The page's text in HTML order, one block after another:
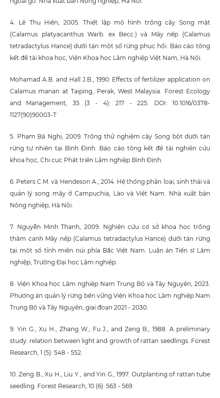
4. Lê Thu Hiền, 2005. Thiết lập mô hình trồng cây Song mật
(Calamus platyacanthus Warb. ex Becc.) và Mây nếp (Calamus
tetradactylus Hance) dưới tán một số rừng phục hồi. Báo cáo tổng
kết đề tài khoa học, Viện Khoa học Lâm nghiệp Việt Nam, Hà Nội.
Mohamad A.B. and Hall J.B., 1990. Effects of fertilizer application on
Calamus manan at Taiping, Perak, West Malaysia. Forest Ecology
and Management, 35 (3 - 4): 217 - 225. DOI: 10.1016/0378-
1127(90)90003-T
5. Phạm Bá Nghị, 2009. Trồng thử nghiệm cây Song bột dưới tán
rừng tự nhiên tại Bình Định. Báo cáo tổng kết đề tài nghiên cứu
khoa học, Chi cục Phát triển Lâm nghiệp Bình Định.
6. Peters C.M. và Hendeson A., 2014. Hệ thống phân loại, sinh thái và
quản lý song mây ở Campuchia, Lào và Việt Nam. Nhà xuất bản
Nông nghiệp, Hà Nội.
7. Nguyễn Minh Thanh, 2009. Nghiên cứu cơ sở khoa học trồng
thâm canh Mây nếp (Calamus tetradactylus Hance) dưới tán rừng
tại một số tỉnh miền núi phía Bắc Việt Nam. Luận án Tiến sĩ Lâm
nghiệp, Trường Đại học Lâm nghiệp.
8. Viện Khoa học Lâm nghiệp Nam Trung Bộ và Tây Nguyên, 2023.
Phương án quản lý rừng bền vững Viện Khoa học Lâm nghiệp Nam
Trung Bộ và Tây Nguyên, giai đoạn 2021 - 2030.
9. Yin G., Xu H., Zhang W., Fu J., and Zeng B., 1988. A preliminary
study: relation between light and growth of rattan seedlings. Forest
Research, 1 (5): 548 - 552.
10. Zeng B., Xu H., Liu Y., and Yin G., 1997. Outplanting of rattan tube
seedling. Forest Research, 10 (6): 563 - 569.